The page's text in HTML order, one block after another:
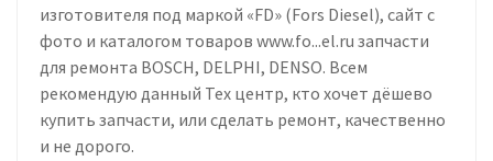
изготовителя под маркой «FD» (Fors Diesel), сайт с
фото и каталогом товаров www.fo...el.ru запчасти
для ремонта BOSCH, DELPHI, DENSO. Всем
рекомендую данный Тех центр, кто хочет дёшево
купить запчасти, или сделать ремонт, качественно
и не дорого.